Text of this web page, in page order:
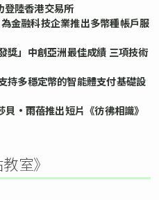
登陸香港交易所
金融科技企業推出多幣種帳戶服
獎」中創亞洲最佳成績 三項技術
多穩定幣的智能體支付基礎設
•雨蓓推出短片《彷彿相識》
室》